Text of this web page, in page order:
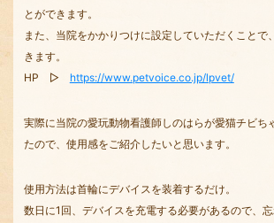
とができます。
また、当院をかかりつけに設定していただくことで
きます。
HP ▷ https://www.petvoice.co.jp/lpvet/
実際に当院の愛玩動物看護師しのはらが愛猫チビち
たので、使用感をご紹介したいと思います。
使用方法は首輪にデバイスを装着するだけ。
数日に1回、デバイスを充電する必要があるので、